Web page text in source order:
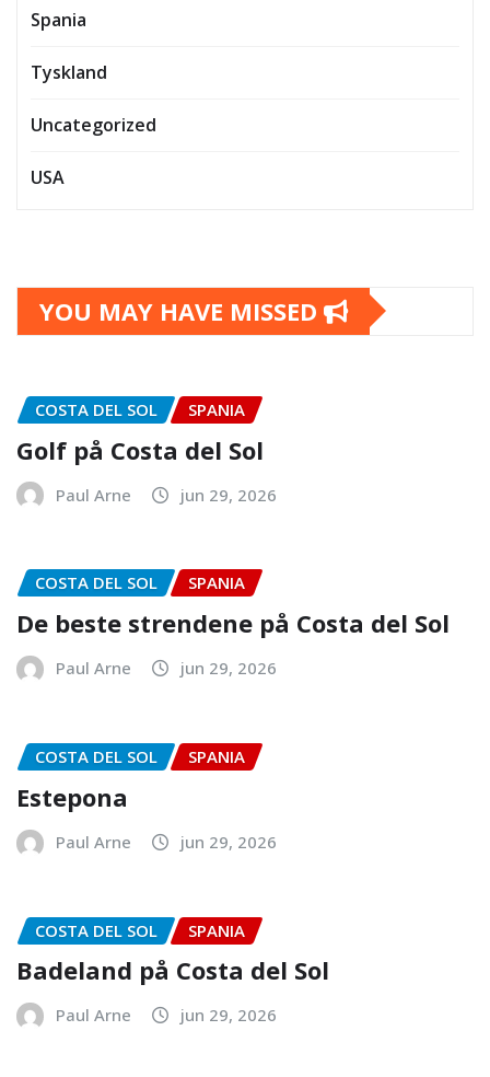
Spania
Tyskland
Uncategorized
USA
YOU MAY HAVE MISSED
COSTA DEL SOL SPANIA
Golf på Costa del Sol
Paul Arne jun 29, 2026
COSTA DEL SOL SPANIA
De beste strendene på Costa del Sol
Paul Arne jun 29, 2026
COSTA DEL SOL SPANIA
Estepona
Paul Arne jun 29, 2026
COSTA DEL SOL SPANIA
Badeland på Costa del Sol
Paul Arne jun 29, 2026